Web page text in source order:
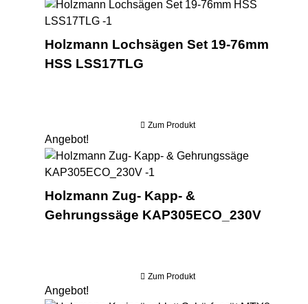
Holzmann Lochsägen Set 19-76mm
HSS LSS17TLG
Zum Produkt
Angebot!
Holzmann Zug- Kapp- &
Gehrungssäge KAP305ECO_230V
Zum Produkt
Angebot!